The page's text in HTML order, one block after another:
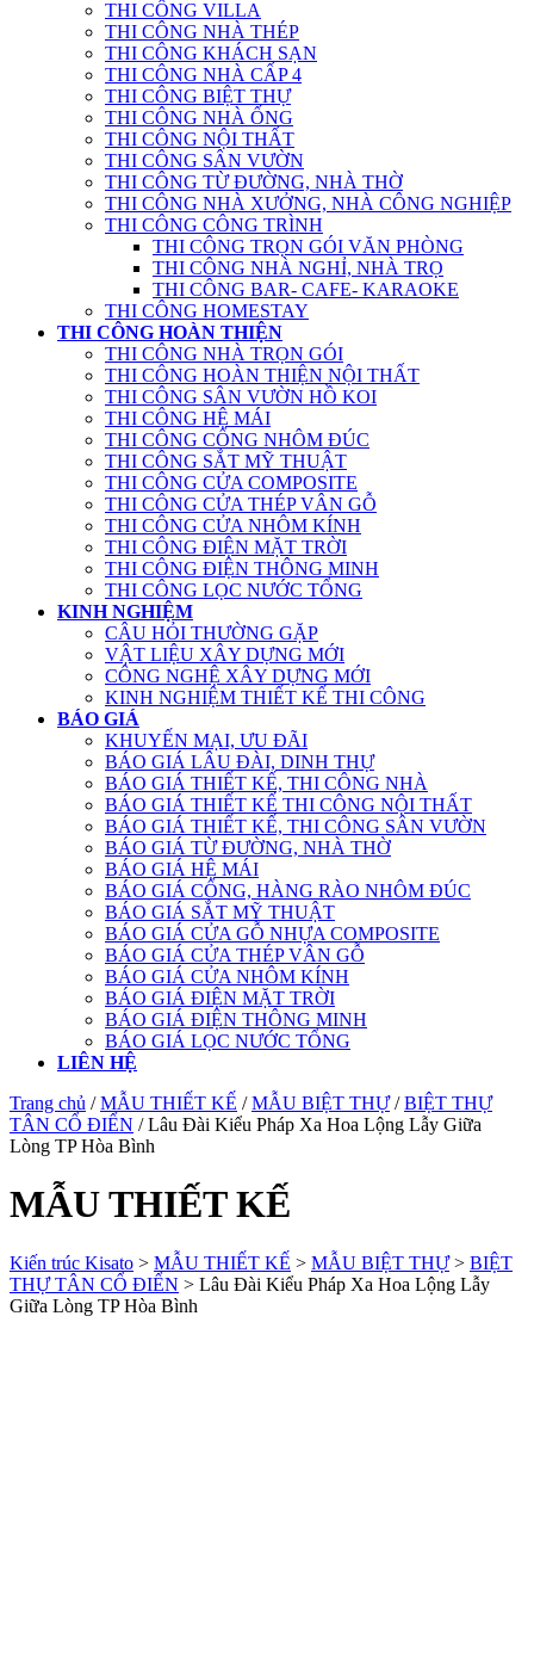
THI CÔNG VILLA
THI CÔNG NHÀ THÉP
THI CÔNG KHÁCH SẠN
THI CÔNG NHÀ CẤP 4
THI CÔNG BIỆT THỰ
THI CÔNG NHÀ ỐNG
THI CÔNG NỘI THẤT
THI CÔNG SÂN VƯỜN
THI CÔNG TỪ ĐƯỜNG, NHÀ THỜ
THI CÔNG NHÀ XƯỞNG, NHÀ CÔNG NGHIỆP
THI CÔNG CÔNG TRÌNH
THI CÔNG TRỌN GÓI VĂN PHÒNG
THI CÔNG NHÀ NGHỈ, NHÀ TRỌ
THI CÔNG BAR- CAFE- KARAOKE
THI CÔNG HOMESTAY
THI CÔNG HOÀN THIỆN
THI CÔNG NHÀ TRỌN GÓI
THI CÔNG HOÀN THIỆN NỘI THẤT
THI CÔNG SÂN VƯỜN HỒ KOI
THI CÔNG HỆ MÁI
THI CÔNG CỔNG NHÔM ĐÚC
THI CÔNG SẮT MỸ THUẬT
THI CÔNG CỬA COMPOSITE
THI CÔNG CỬA THÉP VÂN GỖ
THI CÔNG CỬA NHÔM KÍNH
THI CÔNG ĐIỆN MẶT TRỜI
THI CÔNG ĐIỆN THÔNG MINH
THI CÔNG LỌC NƯỚC TỔNG
KINH NGHIỆM
CÂU HỎI THƯỜNG GẶP
VẬT LIỆU XÂY DỰNG MỚI
CÔNG NGHỆ XÂY DỰNG MỚI
KINH NGHIỆM THIẾT KẾ THI CÔNG
BÁO GIÁ
KHUYẾN MẠI, ƯU ĐÃI
BÁO GIÁ LÂU ĐÀI, DINH THỰ
BÁO GIÁ THIẾT KẾ, THI CÔNG NHÀ
BÁO GIÁ THIẾT KẾ THI CÔNG NỘI THẤT
BÁO GIÁ THIẾT KẾ, THI CÔNG SÂN VƯỜN
BÁO GIÁ TỪ ĐƯỜNG, NHÀ THỜ
BÁO GIÁ HỆ MÁI
BÁO GIÁ CỔNG, HÀNG RÀO NHÔM ĐÚC
BÁO GIÁ SẮT MỸ THUẬT
BÁO GIÁ CỬA GỖ NHỰA COMPOSITE
BÁO GIÁ CỬA THÉP VÂN GỖ
BÁO GIÁ CỬA NHÔM KÍNH
BÁO GIÁ ĐIỆN MẶT TRỜI
BÁO GIÁ ĐIỆN THÔNG MINH
BÁO GIÁ LỌC NƯỚC TỔNG
LIÊN HỆ
Trang chủ /MẪU THIẾT KẾ /MẪU BIỆT THỰ/BIỆT THỰ
TÂN CỔ ĐIỂN / Lâu Đài Kiểu Pháp Xa Hoa Lộng Lẫy Giữa
Lòng TP Hòa Bình
MẪU THIẾT KẾ
Kiến trúc Kisato > MẪU THIẾT KẾ > MẪU BIỆT THỰ> BIỆT
THỰ TÂN CỔ ĐIỂN > Lâu Đài Kiểu Pháp Xa Hoa Lộng Lẫy
Giữa Lòng TP Hòa Bình